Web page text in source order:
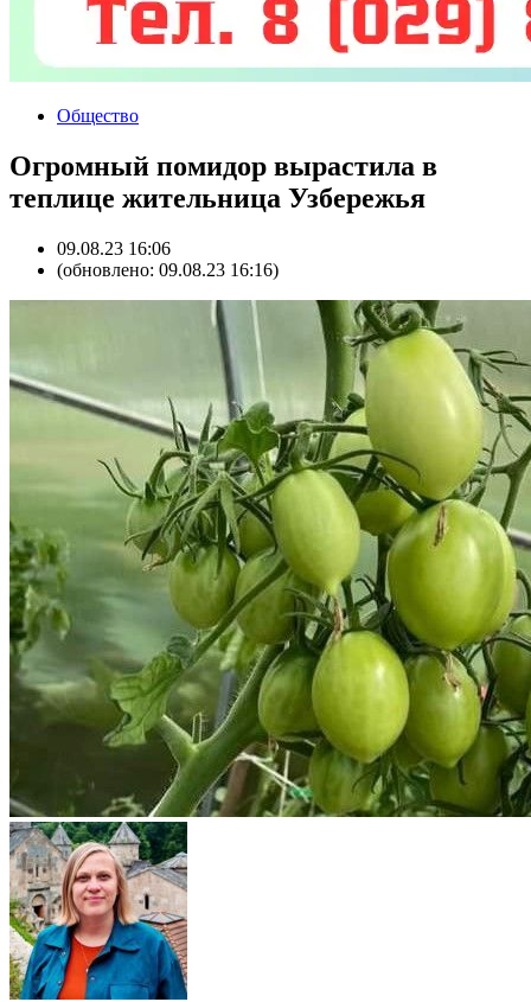
Общество
Огромный помидор вырастила в
теплице жительница Узбережья
09.08.23 16:06
(обновлено: 09.08.23 16:16)